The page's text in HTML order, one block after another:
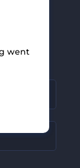
size
went